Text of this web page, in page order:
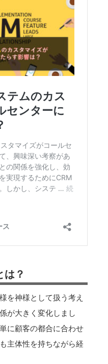
は？
を神様として扱う考え
が大きく変化しまし
に顧客の都合に合わせ
主体性を持ちながら経